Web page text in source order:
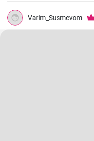
Varim_Susmevom